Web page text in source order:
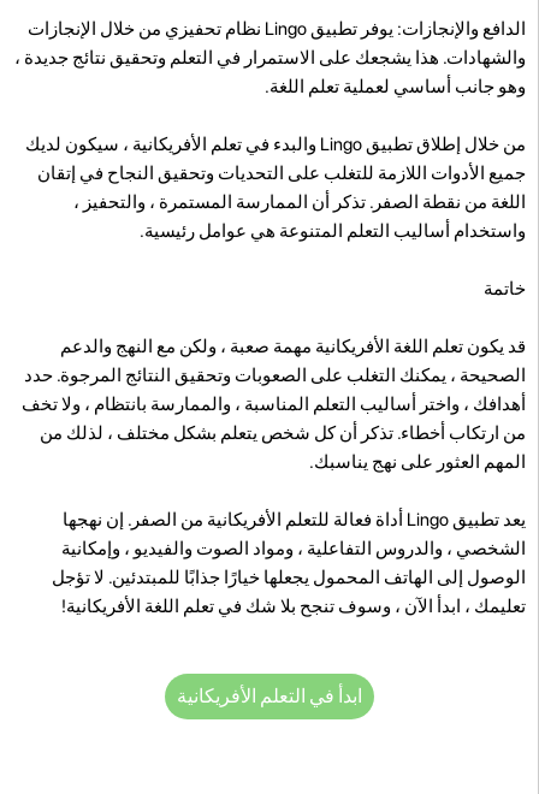
الدافع والإنجازات: يوفر تطبيق Lingo نظام تحفيزي من خلال الإنجازات
والشهادات. هذا يشجعك على الاستمرار في التعلم وتحقيق نتائج جديدة ،
وهو جانب أساسي لعملية تعلم اللغة.
من خلال إطلاق تطبيق Lingo والبدء في تعلم الأفريكانية ، سيكون لديك
جميع الأدوات اللازمة للتغلب على التحديات وتحقيق النجاح في إتقان
اللغة من نقطة الصفر. تذكر أن الممارسة المستمرة ، والتحفيز ،
واستخدام أساليب التعلم المتنوعة هي عوامل رئيسية.
خاتمة
قد يكون تعلم اللغة الأفريكانية مهمة صعبة ، ولكن مع النهج والدعم
الصحيحة ، يمكنك التغلب على الصعوبات وتحقيق النتائج المرجوة. حدد
أهدافك ، واختر أساليب التعلم المناسبة ، والممارسة بانتظام ، ولا تخف
من ارتكاب أخطاء. تذكر أن كل شخص يتعلم بشكل مختلف ، لذلك من
المهم العثور على نهج يناسبك.
يعد تطبيق Lingo أداة فعالة للتعلم الأفريكانية من الصفر. إن نهجها
الشخصي ، والدروس التفاعلية ، ومواد الصوت والفيديو ، وإمكانية
الوصول إلى الهاتف المحمول يجعلها خيارًا جذابًا للمبتدئين. لا تؤجل
تعليمك ، ابدأ الآن ، وسوف تنجح بلا شك في تعلم اللغة الأفريكانية!
ابدأ في التعلم الأفريكانية